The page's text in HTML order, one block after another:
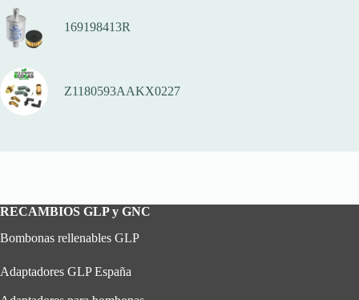
169198413R
Z1180593AAKX0227
RECAMBIOS GLP y GNC
Bombonas rellenables GLP
Adaptadores GLP España